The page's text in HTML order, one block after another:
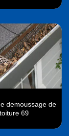
demoussage de
toiture 69